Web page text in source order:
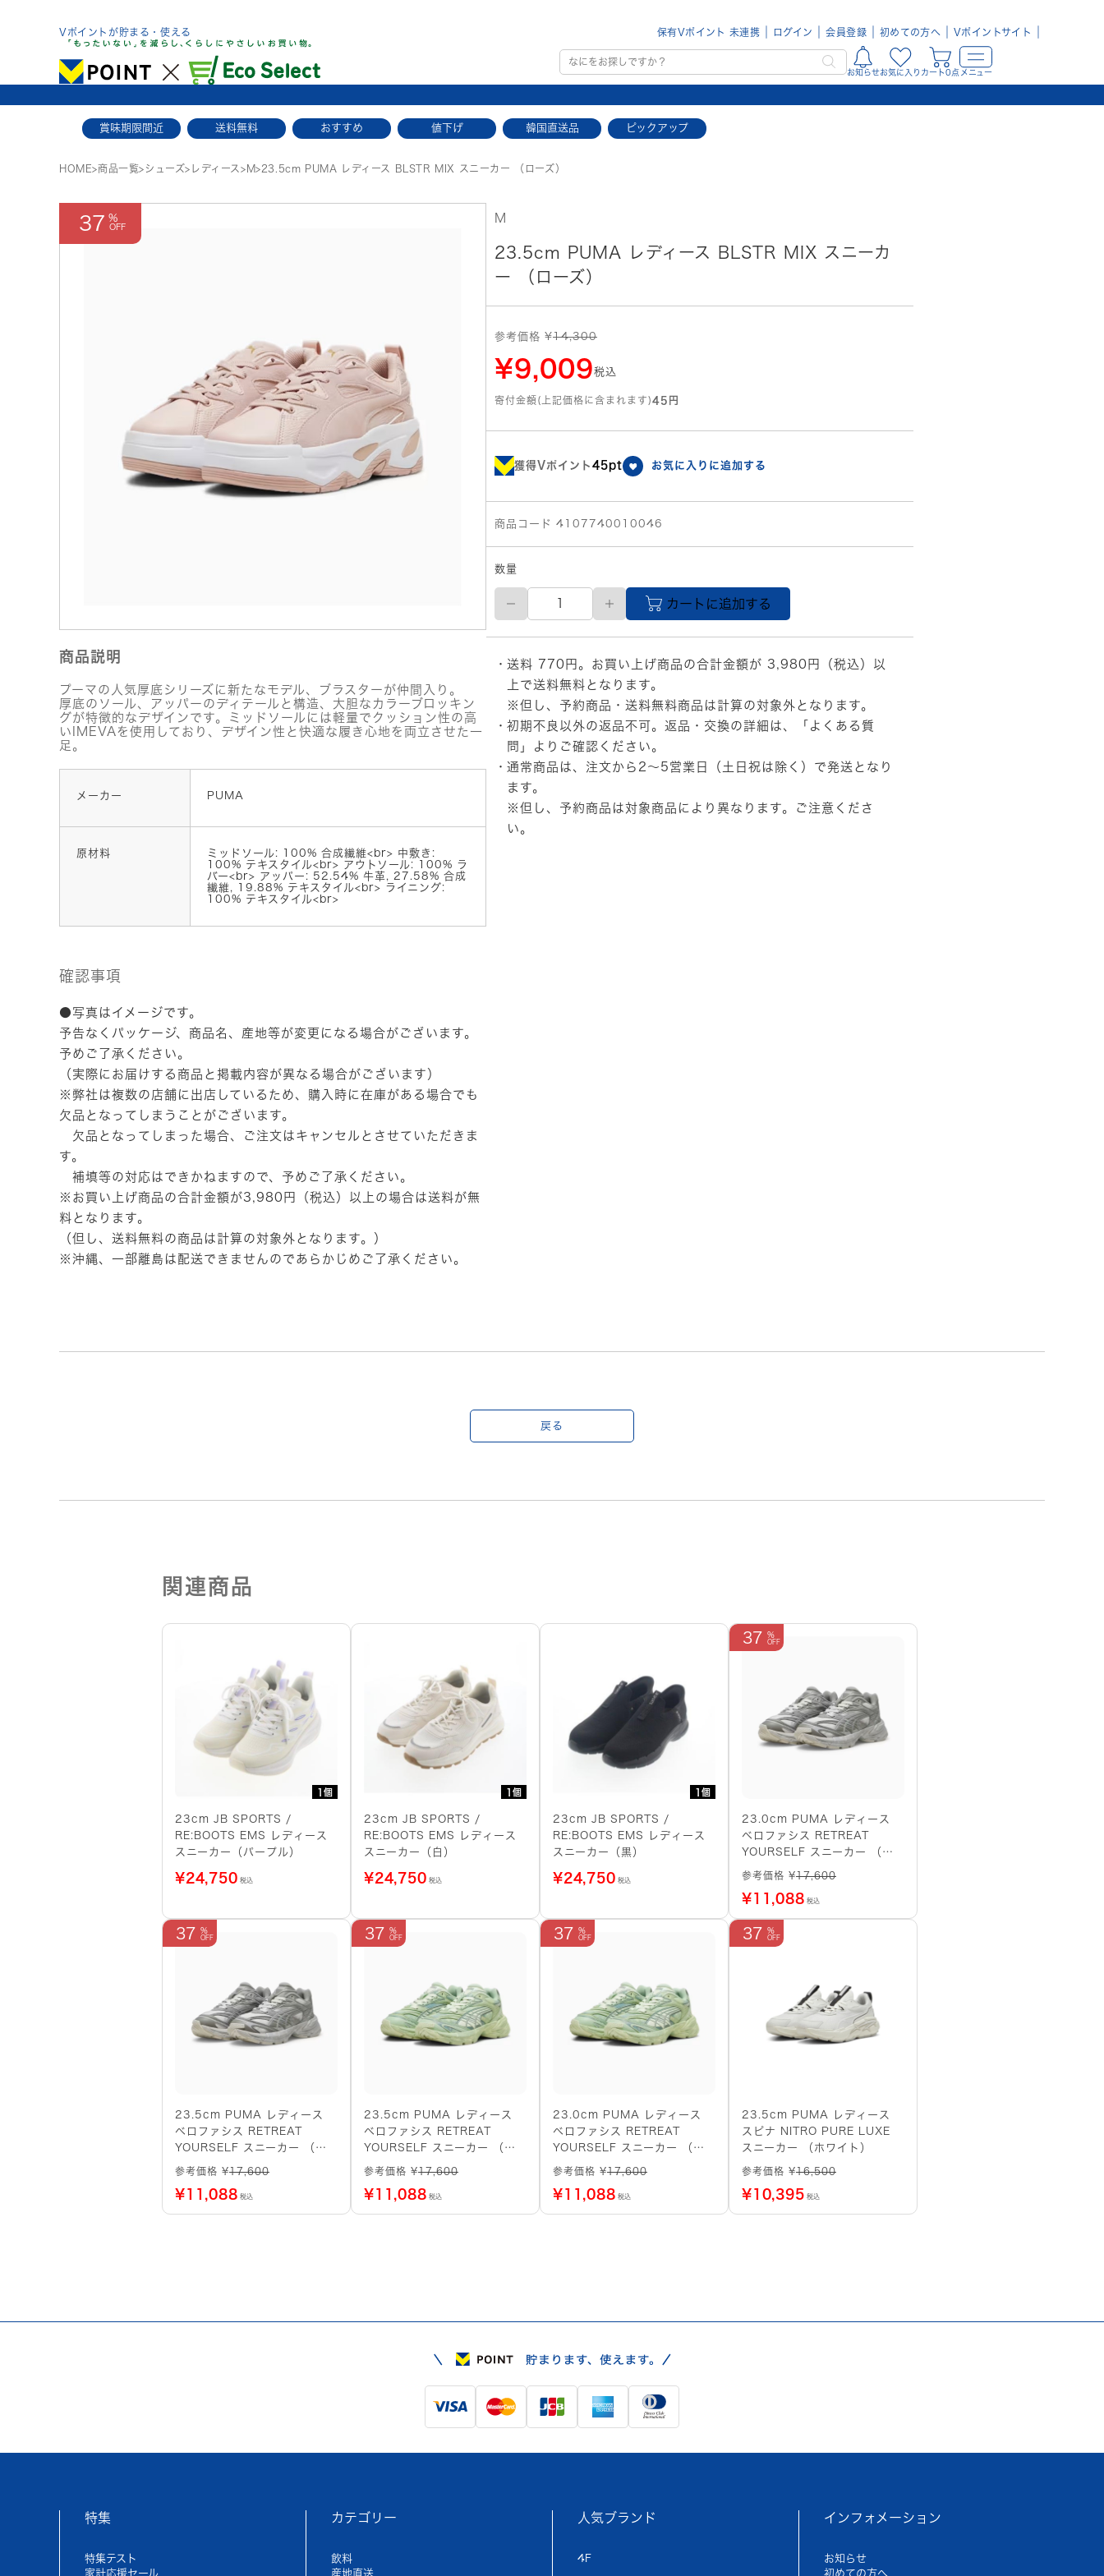
Vポイントが貯まる・使える 保有Vポイント 未連携 ログイン 会員登録 初めての方へ Vポイントサイト
お知らせお気に入り カート0点 メニュー
賞味期限間近 送料無料 おすすめ 値下げ 韓国直送品 ピックアップ
HOME>商品一覧> シューズ> レディース> M>23.5cm PUMA レディース BLSTR MIX スニーカー （ローズ）
37
商品説明
プーマの人気厚底シリーズに新たなモデル、ブラスターが仲間入り。
厚底のソール、アッパーのディテールと構造、大胆なカラーブロッキン
グが特徴的なデザインです。ミッドソールには軽量でクッション性の高
いIMEVAを使用しており、デザイン性と快適な履き心地を両立させた一
足。
メーカー PUMA
原材料
ミッドソール: 100% 合成繊維<br> 中敷き:
100% テキスタイル<br> アウトソール: 100% ラ
バー<br> アッパー: 52.54% 牛革, 27.58% 合成
繊維, 19.88% テキスタイル<br> ライニング:
100% テキスタイル<br>
確認事項
●写真はイメージです。
予告なくパッケージ、商品名、産地等が変更になる場合がございます。
予めご了承ください。
（実際にお届けする商品と掲載内容が異なる場合がございます）
※弊社は複数の店舗に出店しているため、購入時に在庫がある場合でも
欠品となってしまうことがございます。
欠品となってしまった場合、ご注文はキャンセルとさせていただきま
す。
補填等の対応はできかねますので、予めご了承ください。
※お買い上げ商品の合計金額が3,980円（税込）以上の場合は送料が無
料となります。
（但し、送料無料の商品は計算の対象外となります。）
※沖縄、一部離島は配送できませんのであらかじめご了承ください。
M
23.5cm PUMA レディース BLSTR MIX スニーカ
ー （ローズ）
参考価格 ¥14,300
¥9,009税込
寄付金額(上記価格に含まれます)45円
獲得Vポイント 45pt お気に入りに追加する
商品コード 4107740010046
数量
23.5cm
PUMA
レ
デ
ー
ス
BLSTR
MIX
ス
ニ
カ
ー
（ロ
ー
カートに追加する
送料 770円。お買い上げ商品の合計金額が 3,980円（税込）以
上で送料無料となります。
※但し、予約商品・送料無料商品は計算の対象外となります。
初期不良以外の返品不可。返品・交換の詳細は、
「よくある質
問」
よりご確認ください。
通常商品は、注文から2～5営業日（土日祝は除く）で発送となり
ます。
※但し、予約商品は対象商品により異なります。ご注意くださ
い。
戻る
関連商品
1個
23cm JB SPORTS /
RE:BOOTS EMS レディース
スニーカー（パープル）
¥24,750 税込
1個
23cm JB SPORTS /
RE:BOOTS EMS レディース
スニーカー（白）
¥24,750 税込
1個
23cm JB SPORTS /
RE:BOOTS EMS レディース
スニーカー（黒）
¥24,750 税込
37
23.0cm PUMA レディース
ベロファシス RETREAT
YOURSELF スニーカー （グ
レー系）
参考価格 ¥17,600
¥11,088 税込
37
23.5cm PUMA レディース
ベロファシス RETREAT
YOURSELF スニーカー （グ
レー系）
参考価格 ¥17,600
¥11,088 税込
37
23.5cm PUMA レディース
ベロファシス RETREAT
YOURSELF スニーカー （グ
リーン系）
参考価格 ¥17,600
¥11,088 税込
37
23.0cm PUMA レディース
ベロファシス RETREAT
YOURSELF スニーカー （グ
リーン系）
参考価格 ¥17,600
¥11,088 税込
37
23.5cm PUMA レディース
スピナ NITRO PURE LUXE
スニーカー （ホワイト）
参考価格 ¥16,500
¥10,395 税込
特集
特集テスト
家計応援セール
カテゴリー
飲料
産地直送
人気ブランド
4F
インフォメーション
お知らせ
初めての方へ